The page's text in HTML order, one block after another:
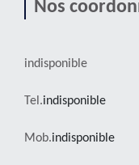
Nos
indisponible
Tel.indisponible
Mob.indisponible